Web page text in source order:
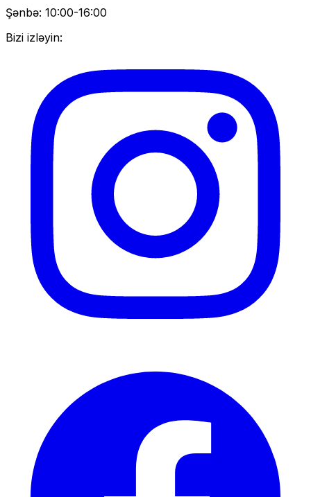
Şənbə: 10:00-16:00
Bizi izləyin: